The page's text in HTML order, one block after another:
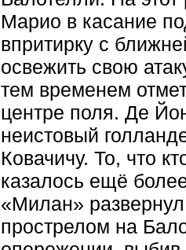
Марио в касание
впритирку с
освежить свою
тем временем
центре поля. Де
неистовый
Ковачичу. То, что
казалось ещё
«Милан»
прострелом на